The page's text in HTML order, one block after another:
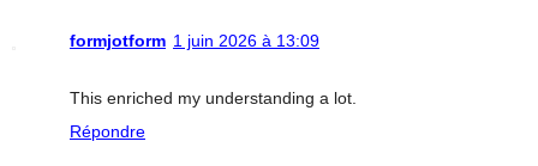
formjotform 1 juin 2026 à 13:09
This enriched my understanding a lot.
Répondre